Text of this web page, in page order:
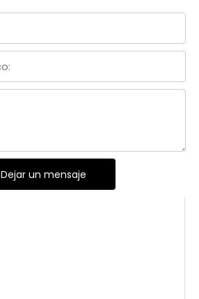
Dejar un mensaje